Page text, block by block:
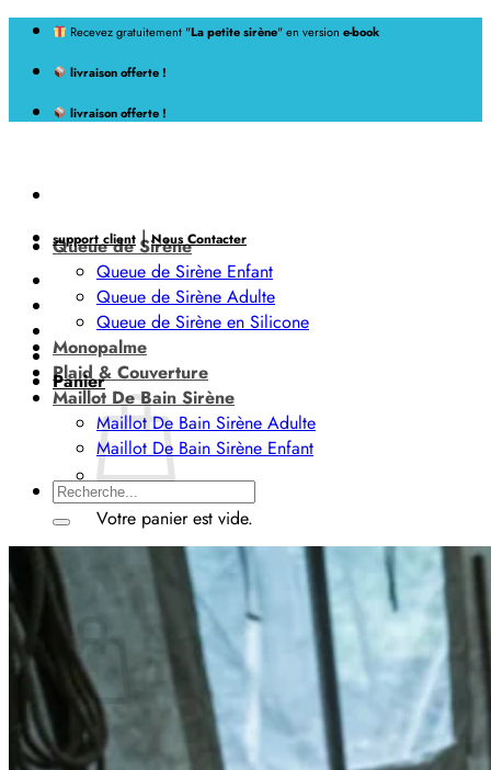
Passer
contenu
Recevez gratuitement "La petite sirène" en version e-book
livraison offerte !
livraison offerte !
support client |Nous Contacter
Panier
Votre panier est vide.
Retour à la boutique
Panier
Votre panier est vide.
Queue de Sirène
Queue de Sirène Enfant
Queue de Sirène Adulte
Queue de Sirène en Silicone
Monopalme
Plaid & Couverture
Maillot De Bain Sirène
Maillot De Bain Sirène Adulte
Maillot De Bain Sirène Enfant
Recherche
pour :